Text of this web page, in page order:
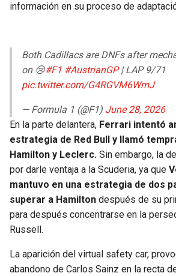
información en su proceso de
Both Cadillacs are DNFs after
on 😢#F1 #AustrianGP| LAP 9/71
pic.twitter.com/G4RGVM6WmJ
— Formula 1 (@F1) June 28, 2026
En la parte delantera, Ferrari intentó
estrategia de Red Bull y llamó
Hamilton y Leclerc. Sin embargo, la
por darle ventaja a la Scuderia, ya que
mantuvo en una estrategia de dos
superar a Hamilton después de su
para después concentrarse en la
Russell.
La aparición del virtual safety car,
abandono de Carlos Sainz en la recta